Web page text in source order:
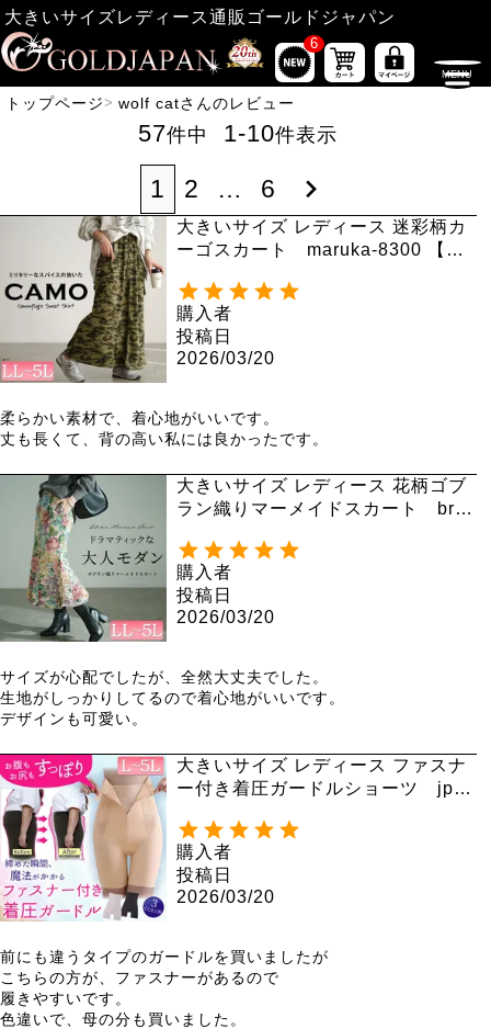
大きいサイズレディース通販ゴールドジャパン
6
トップページ wolf catさんのレビュー
57件中 1-10件表示
1 2 … 6
大きいサイズ レディース 迷彩柄カ
ーゴスカート maruka-8300 【メ
購入者
投稿日
2026/03/20
柔らかい素材で、着心地がいいです。
丈も長くて、背の高い私には良かったです。
大きいサイズ レディース 花柄ゴブ
ラン織りマーメイドスカート bro-
購入者
投稿日
2026/03/20
サイズが心配でしたが、全然大丈夫でした。
生地がしっかりしてるので着心地がいいです。
デザインも可愛い。
大きいサイズ レディース ファスナ
ー付き着圧ガードルショーツ jp57
購入者
投稿日
2026/03/20
前にも違うタイプのガードルを買いましたが
こちらの方が、ファスナーがあるので
履きやすいです。
色違いで、母の分も買いました。